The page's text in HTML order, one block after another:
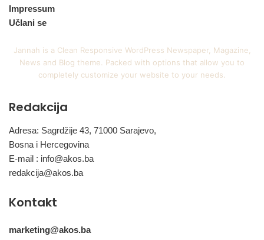
Impressum
Učlani se
Jannah is a Clean Responsive WordPress Newspaper, Magazine,
News and Blog theme. Packed with options that allow you to
completely customize your website to your needs.
Redakcija
Adresa: Sagrdžije 43, 71000 Sarajevo,
Bosna i Hercegovina
E-mail : info@akos.ba
redakcija@akos.ba
Kontakt
marketing@akos.ba